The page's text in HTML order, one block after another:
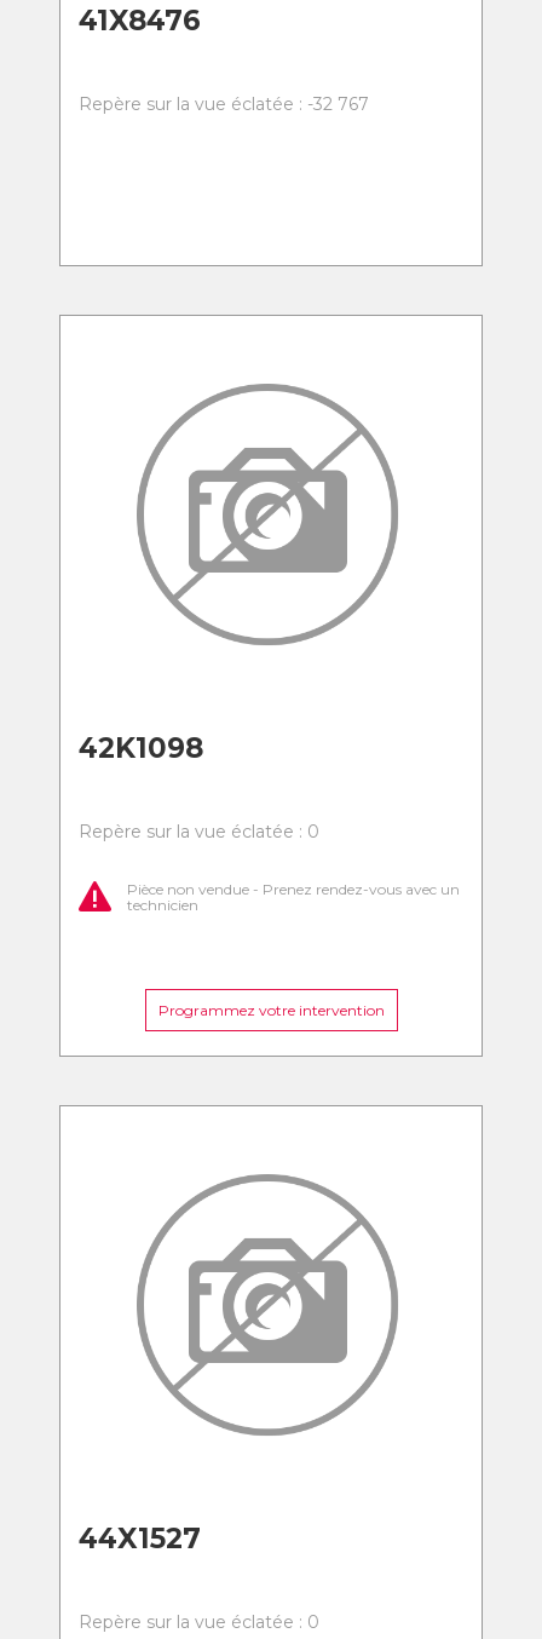
41X8476
Repère sur la vue éclatée : -32 767
42K1098
Repère sur la vue éclatée : 0
Pièce non vendue - Prenez rendez-vous avec un
technicien
Programmez votre intervention
44X1527
Repère sur la vue éclatée : 0